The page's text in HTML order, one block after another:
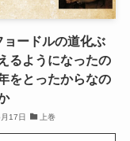
記
品
ョードルの道化ぶ
るようになったの
をとったからなの
17日 上巻